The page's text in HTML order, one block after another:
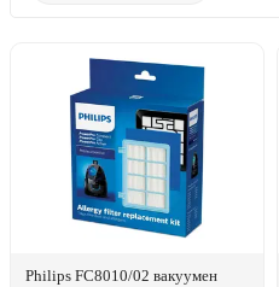
Philips FC8010/02 вакуумен